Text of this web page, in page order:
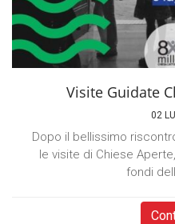
Visite Guidate
02
Dopo il bellissimo
le visite di Chiese
fondi